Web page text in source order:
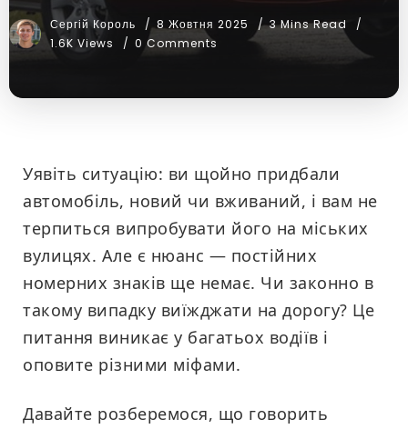
Сергій Король 8 Жовтня 2025
3 Mins Read
1.6K Views
0 Comments
Уявіть ситуацію: ви щойно придбали
автомобіль, новий чи вживаний, і вам не
терпиться випробувати його на міських
вулицях. Але є нюанс — постійних
номерних знаків ще немає. Чи законно в
такому випадку виїжджати на дорогу? Це
питання виникає у багатьох водіїв і
оповите різними міфами.
Давайте розберемося, що говорить